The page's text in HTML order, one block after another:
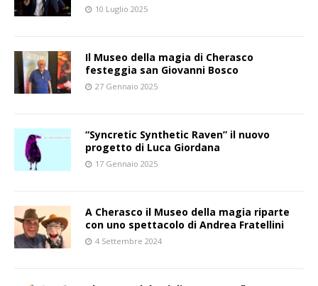
10 Luglio 2025
Il Museo della magia di Cherasco
festeggia san Giovanni Bosco
27 Gennaio 2025
“Syncretic Synthetic Raven” il nuovo
progetto di Luca Giordana
17 Gennaio 2025
A Cherasco il Museo della magia riparte
con uno spettacolo di Andrea Fratellini
4 Settembre 2024